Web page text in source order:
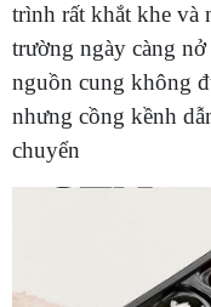
trình rất khắt khe và
trường ngày càng
nguồn cung không
nhưng cồng kềnh
chuyển